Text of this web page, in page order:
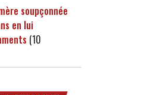
soupçonnée
en lui
(10